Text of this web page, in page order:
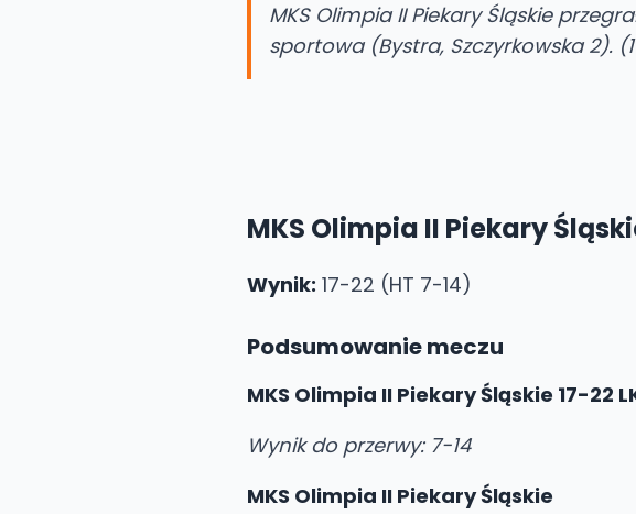
MKS Olimpia II Piekary Śląskie
sportowa (Bystra, Szczyrkowska 2).
MKS Olimpia II Piekary
Wynik: 17-22 (HT 7-14)
Podsumowanie meczu
MKS Olimpia II Piekary Śląskie 17-22
Wynik do przerwy: 7-14
MKS Olimpia II Piekary Śląskie